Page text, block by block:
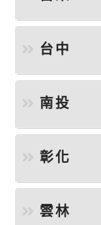
台中
南投
彰化
雲林